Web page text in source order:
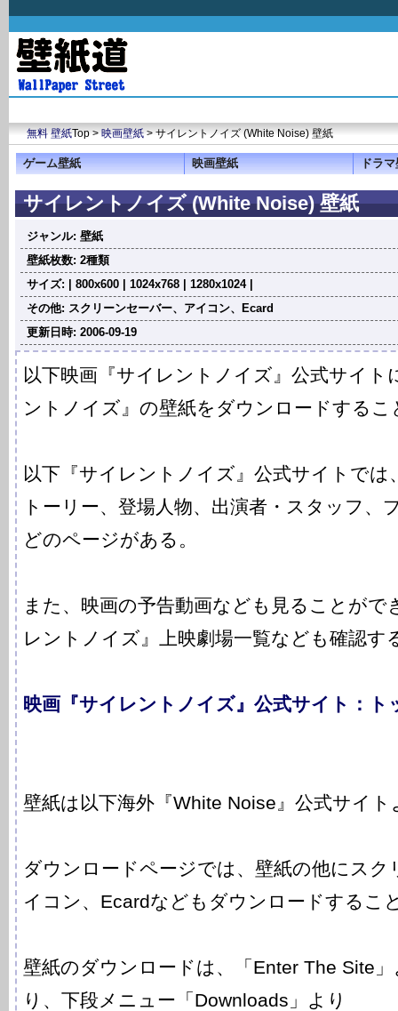
無料 壁紙Top >映画壁紙> サイレントノイズ (White Noise) 壁紙
ゲーム壁紙 映画壁紙 ドラ
サイレントノイズ (White Noise) 壁紙
ジャンル: 壁紙
壁紙枚数: 2種類
サイズ: | 800x600 | 1024x768 | 1280x1024 |
その他: スクリーンセーバー、アイコン、Ecard
更新日時: 2006-09-19
以下映画『サイレントノイズ』公式サイト
ントノイズ』の壁紙をダウンロードするこ
以下『サイレントノイズ』公式サイトでは
トーリー、登場人物、出演者・スタッフ、
どのページがある。
また、映画の予告動画なども見ることがで
レントノイズ』上映劇場一覧なども確認す
映画『サイレントノイズ』公式サイト：ト
壁紙は以下海外『White Noise』公式サイト
ダウンロードページでは、壁紙の他にスク
イコン、Ecardなどもダウンロードするこ
壁紙のダウンロードは、「Enter The Site
り、下段メニュー「Downloads」より